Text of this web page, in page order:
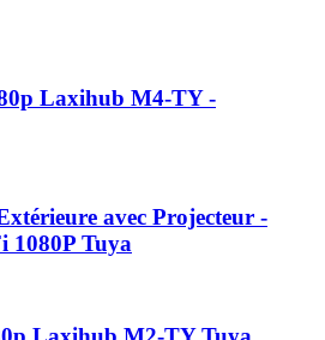
Laxihub M4-TY -
avec Projecteur -
Tuya